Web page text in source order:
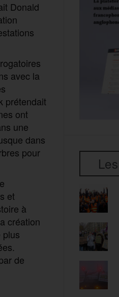
Donald
avec la
prétendait
ont
une
dans
pour
et
à
création
plus
de